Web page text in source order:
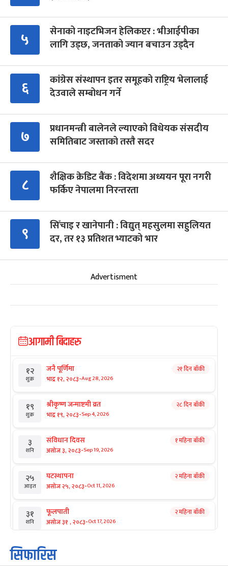
५
सेनाको नाइटभिजन हेलिकप्टर : भीआईपीका
लागि उड्छ, जनताको ज्यान बचाउन उड्दैन
६
कांग्रेस संस्थापन इतर समूहको राष्ट्रिय भेलालाई
देउवाले सम्बोधन गर्ने
७
प्रधानमन्त्री बालेनले ल्याएको विधेयक संसदीय
समितिबाट जस्ताको तस्तै सदर
८
शैक्षिक क्रेडिट बैंक : विदेशमा अध्ययन पूरा नगरी
फर्किए नेपालमा निरन्तरता
९
सिँचाइ र खानेपानी : विद्युत् महसुलमा सहुलियत
दर, तर १३ प्रतिशत भ्याटको भार
Advertisment
आगामी बिदाहरु
१२
शुक्र
जनै पूर्णिमा
भाद्र १२, २०८३-Aug 28, 2026
२१ दिन बाँकी
१९
शुक्र
श्रीकृष्ण जन्माष्टमी व्रत
भाद्र १९, २०८३-Sep 4, 2026
२८ दिन बाँकी
३
शनि
संविधान दिवस
असोज ३, २०८३-Sep 19, 2026
१ महिना बाँकी
२५
आइत
घटस्थापना
असोज २५, २०८३-Oct 11, 2026
२ महिना बाँकी
३१
शनि
फूलपाती
असोज ३१ , २०८३-Oct 17, 2026
२ महिना बाँकी
१
आइत
कार्तिक सङ्क्रान्ति
कार्तिक १, २०८३
सिफारिस